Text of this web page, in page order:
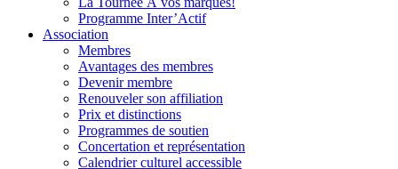
Programme Inter’Actif
Association
Membres
Avantages des membres
Devenir membre
Renouveler son affiliation
Prix et distinctions
Programmes de soutien
Concertation et représentation
Calendrier culturel accessible